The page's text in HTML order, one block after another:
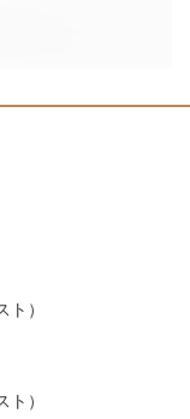
）
）